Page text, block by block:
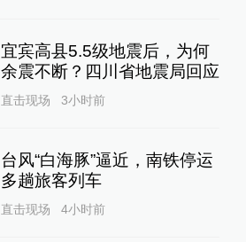
宜宾高县5.5级地震后，为何
余震不断？四川省地震局回应
直击现场 3小时前
台风“白海豚”逼近，南铁停运
多趟旅客列车
直击现场 4小时前